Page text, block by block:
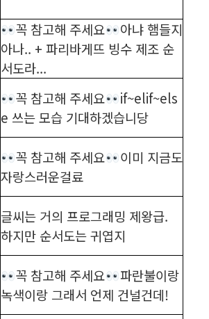
꼭 참고해 주세요
아냐 햄들지
아나.. + 파리바게뜨 빙수 제조 순
서도라...
꼭 참고해 주세요
if~elif~els
e 쓰는 모습 기대하겠습니당
꼭 참고해 주세요
이미 지금도
자랑스러운걸료
글씨는 거의 프로그래밍 제왕급.
하지만 순서도는 귀엽지
꼭 참고해 주세요
파란불이랑
녹색이랑 그래서 언제 건널건데!